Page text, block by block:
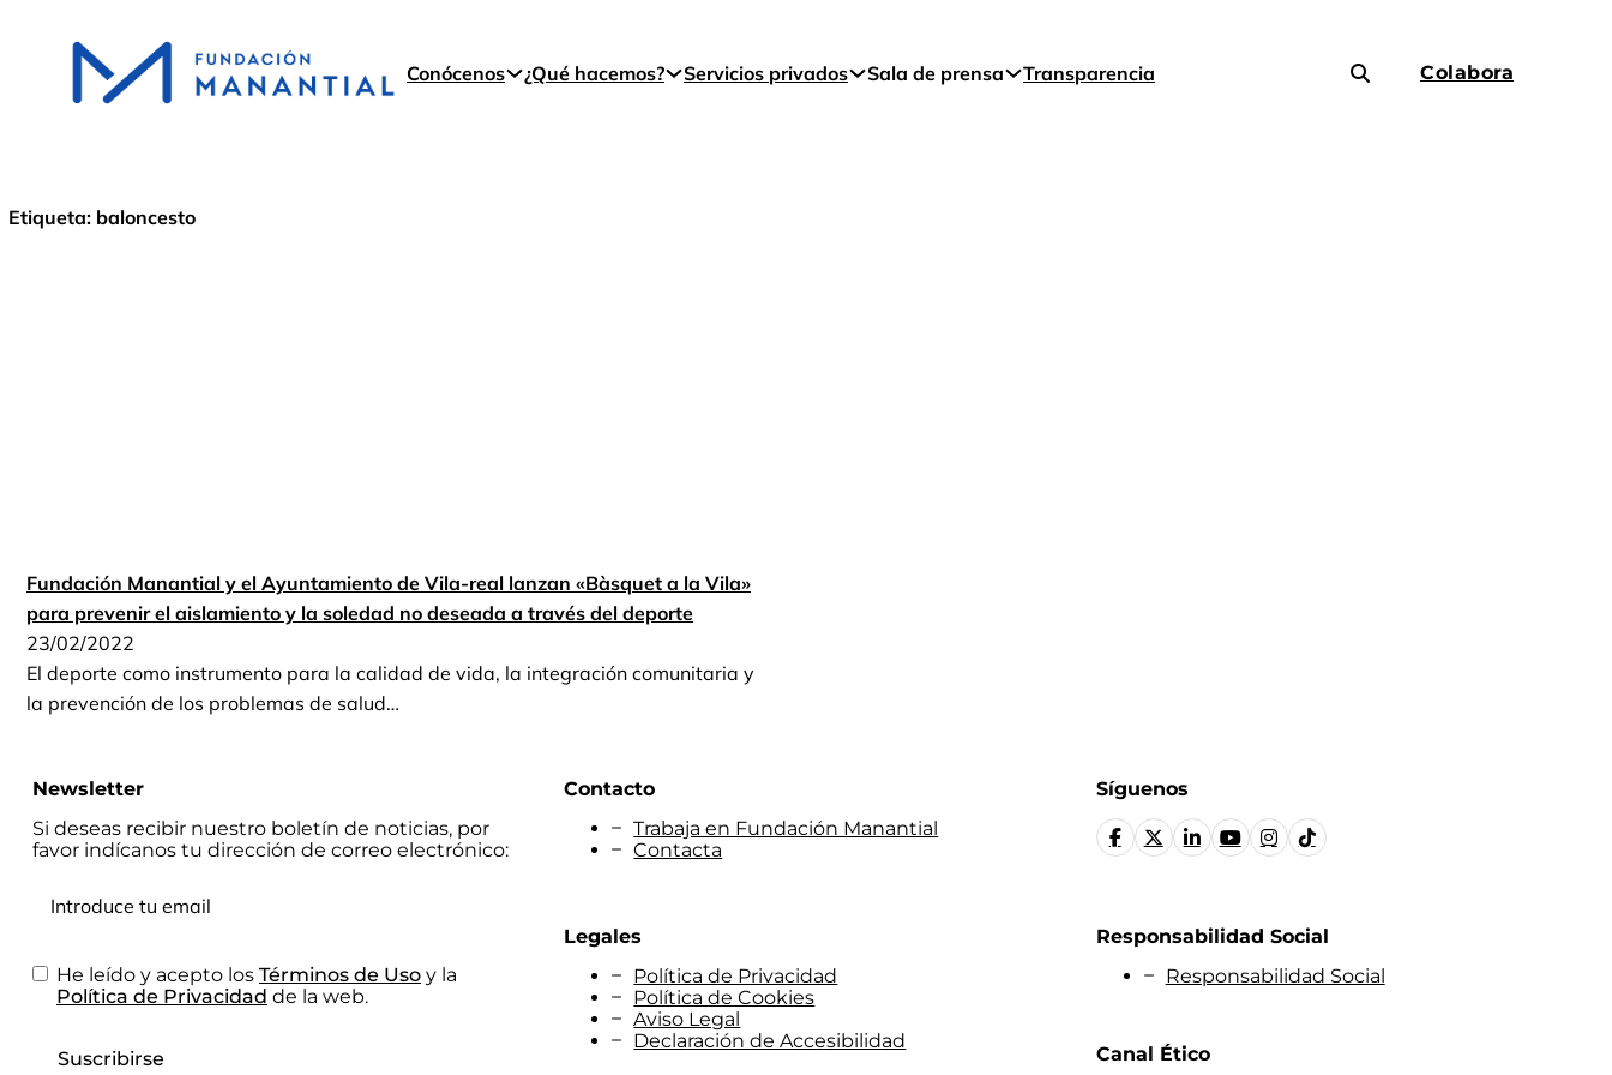
Conócenos ¿Qué hacemos? Servicios privados Sala de prensa Transparencia Colabora
Etiqueta: baloncesto
Fundación Manantial y el Ayuntamiento de Vila-real lanzan «Bàsquet a la Vila»
para prevenir el aislamiento y la soledad no deseada a través del deporte
23/02/2022
El deporte como instrumento para la calidad de vida, la integración comunitaria y
la prevención de los problemas de salud…
Newsletter
Si deseas recibir nuestro boletín de noticias, por
favor indícanos tu dirección de correo electrónico:
He leído y acepto los Términos de Uso y la
Política de Privacidad de la web.
Suscribirse
Contacto
Trabaja en Fundación Manantial
Contacta
Legales
Política de Privacidad
Política de Cookies
Aviso Legal
Declaración de Accesibilidad
Síguenos
Responsabilidad Social
Responsabilidad Social
Canal Ético